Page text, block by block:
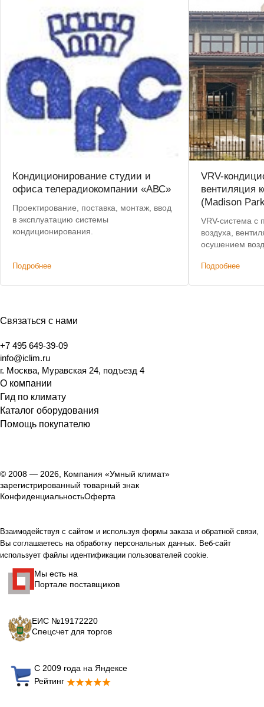
Кондиционирование студии и
офиса телерадиокомпании «АВС»
Проектирование, поставка, монтаж, ввод
в эксплуатацию системы
кондиционирования.
Подробнее
VRV-
вентиляция
(Madison
VRV-система с
воздуха,
осушением
Подробнее
Связаться с нами
+7 495 649-39-09
info@iclim.ru
г. Москва, Муравская 24, подъезд 4
О компании
Гид по климату
Каталог оборудования
Помощь покупателю
© 2008 — 2026, Компания «Умный климат»
зарегистрированный товарный знак
КонфиденциальностьОферта
Взаимодействуя с сайтом и используя формы заказа и обратной связи,
Вы соглашаетесь на обработку персональных данных. Веб-сайт
использует файлы идентификации пользователей cookie.
Мы есть на
Портале поставщиков
ЕИС №19172220
Спецсчет для торгов
С 2009 года на Яндексе
Рейтинг